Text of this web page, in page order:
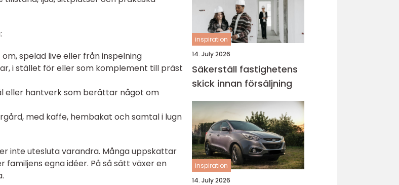
spelad live eller från inspelning
i stället för eller som komplement till präst
eller hantverk som berättar något om
med kaffe, hembakat och samtal i lugn
inte utesluta varandra. Många uppskattar
egna idéer. På så sätt växer en
inspiration
14. July 2026
Säkerställ fastighetens
skick innan försäljning
inspiration
14. July 2026